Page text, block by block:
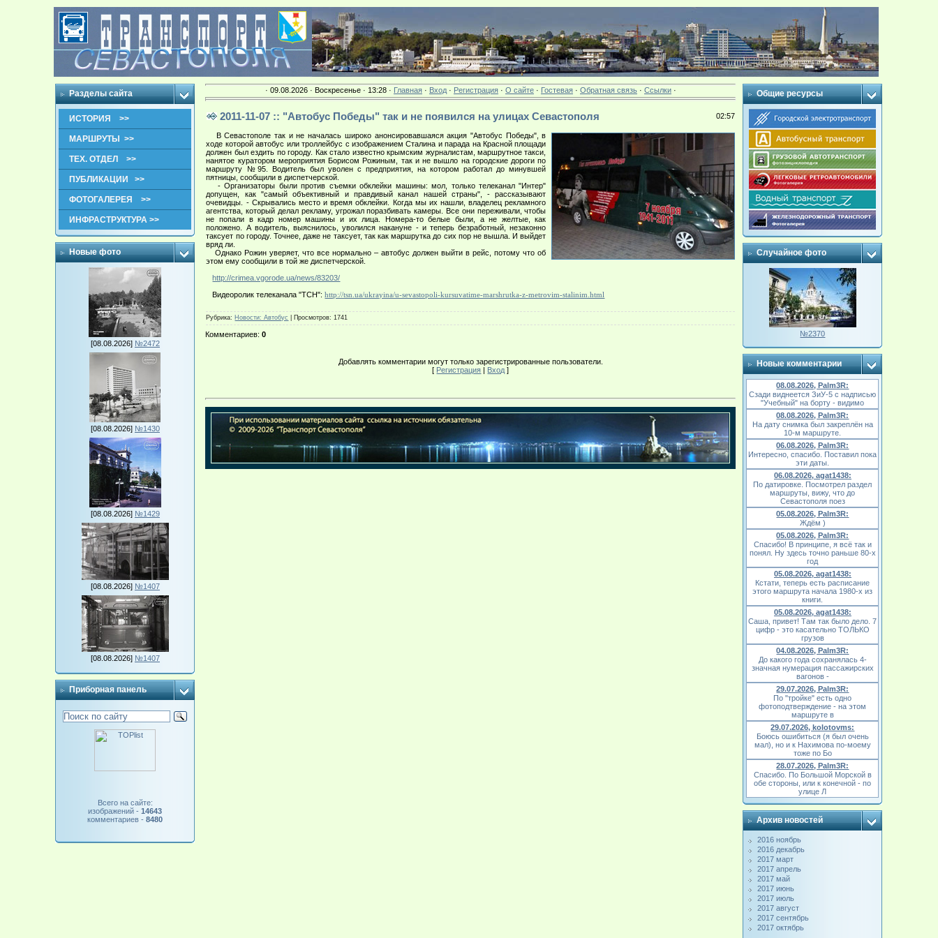
Разделы сайта
ИСТОРИЯ >>
МАРШРУТЫ >>
ТЕХ. ОТДЕЛ >>
ПУБЛИКАЦИИ >>
ФОТОГАЛЕРЕЯ >>
ИНФРАСТРУКТУРА >>
Новые фото
[08.08.2026] №2472
[08.08.2026] №1430
[08.08.2026] №1429
[08.08.2026] №1407
[08.08.2026] №1407
Приборная панель
Всего на сайте:
изображений -14643
комментариев -8480
· 09.08.2026 · Воскресенье · 13:28 · Главная· Вход· Регистрация· О сайте· Гостевая· Обратная связь· Ссылки·
2011-11-07 :: "Автобус Победы" так и не появился на улицах Севастополя 02:57
В Севастополе так и не началась широко анонсировавшаяся акция "Автобус Победы", в
ходе которой автобус или троллейбус с изображением Сталина и парада на Красной площади
должен был ездить по городу. Как стало известно крымским журналистам, маршрутное такси,
нанятое куратором мероприятия Борисом Рожиным, так и не вышло на городские дороги по
маршруту №95. Водитель был уволен с предприятия, на котором работал до минувшей
пятницы, сообщили в диспетчерской.
- Организаторы были против съемки обклейки машины: мол, только телеканал "Интер"
допущен, как "самый объективный и правдивый канал нашей страны", - рассказывают
очевидцы. - Скрывались место и время обклейки. Когда мы их нашли, владелец рекламного
агентства, который делал рекламу, угрожал поразбивать камеры. Все они переживали, чтобы
не попали в кадр номер машины и их лица. Номера-то белые были, а не желтые, как
положено. А водитель, выяснилось, уволился накануне - и теперь безработный, незаконно
таксует по городу. Точнее, даже не таксует, так как маршрутка до сих пор не вышла. И выйдет
вряд ли.
Однако Рожин уверяет, что все нормально – автобус должен выйти в рейс, потому что об
этом ему сообщили в той же диспетчерской.
http://crimea.vgorode.ua/news/83203/
Видеоролик телеканала "ТСН":http://tsn.ua/ukrayina/u-sevastopoli-kursuvatime-marshrutka-z-metrovim-stalinim.html
Рубрика: Новости: Автобус Просмотров: 1741
Комментариев:0
Добавлять комментарии могут только зарегистрированные пользователи.
[ Регистрация | Вход ]
Общие ресурсы
Случайное фото
№2370
Новые комментарии
08.08.2026, Palm3R:
Сзади виднеется ЗиУ-5 с надписью
"Учебный" на борту - видимо
08.08.2026, Palm3R:
На дату снимка был закреплён на
10-м маршруте.
06.08.2026, Palm3R:
Интересно, спасибо. Поставил пока
эти даты.
06.08.2026, agat1438:
По датировке. Посмотрел раздел
маршруты, вижу, что до
Севастополя поез
05.08.2026, Palm3R:
Ждём )
05.08.2026, Palm3R:
Спасибо! В принципе, я всё так и
понял. Ну здесь точно раньше 80-х
год
05.08.2026, agat1438:
Кстати, теперь есть расписание
этого маршрута начала 1980-х из
книги.
05.08.2026, agat1438:
Саша, привет! Там так было дело. 7
цифр - это касательно ТОЛЬКО
грузов
04.08.2026, Palm3R:
До какого года сохранялась 4-
значная нумерация пассажирских
вагонов -
29.07.2026, Palm3R:
По "тройке" есть одно
фотоподтверждение - на этом
маршруте в
29.07.2026, kolotovms:
Боюсь ошибиться (я был очень
мал), но и к Нахимова по-моему
тоже по Бо
28.07.2026, Palm3R:
Спасибо. По Большой Морской в
обе стороны, или к конечной - по
улице Л
Архив новостей
2016 ноябрь
2016 декабрь
2017 март
2017 апрель
2017 май
2017 июнь
2017 июль
2017 август
2017 сентябрь
2017 октябрь